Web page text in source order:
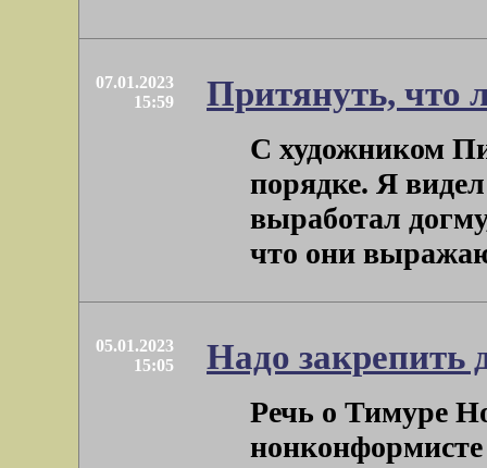
07.01.2023
15:59
Притянуть, что
С художником
порядке. Я
выработал
что они
05.01.2023
15:05
Надо закрепить
Речь о Тимуре